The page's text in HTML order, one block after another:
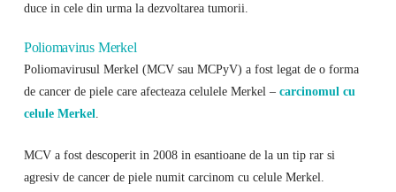
duce in cele din urma la dezvoltarea tumorii.
Poliomavirus Merkel
Poliomavirusul Merkel (MCV sau MCPyV) a fost legat de o forma
de cancer de piele care afecteaza celulele Merkel – carcinomul cu
celule Merkel
MCV a fost descoperit in 2008 in esantioane de la un tip rar si
agresiv de cancer de piele numit carcinom cu celule Merkel.